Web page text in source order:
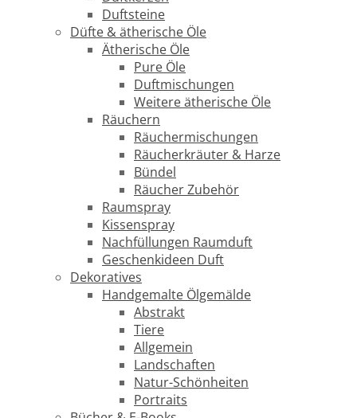
Duftsteine
Düfte & ätherische Öle
Ätherische Öle
Pure Öle
Duftmischungen
Weitere ätherische Öle
Räuchern
Räuchermischungen
Räucherkräuter & Harze
Bündel
Räucher Zubehör
Raumspray
Kissenspray
Nachfüllungen Raumduft
Geschenkideen Duft
Dekoratives
Handgemalte Ölgemälde
Abstrakt
Tiere
Allgemein
Landschaften
Natur-Schönheiten
Portraits